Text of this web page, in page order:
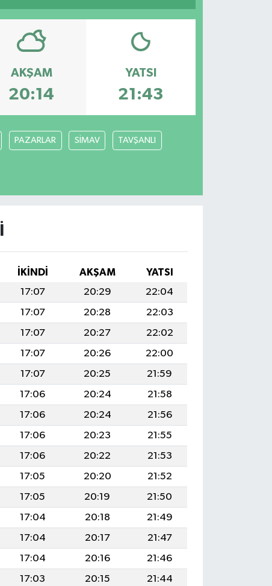
AKŞAM
20:14
YATSI
21:43
PAZARLAR SİMAV TAVŞANLI
İKINDI AKŞAM
YATSI
17:07 20:29
22:04
17:07 20:28
22:03
17:07 20:27
22:02
17:07 20:26
22:00
17:07 20:25
21:59
17:06 20:24
21:58
17:06 20:24
21:56
17:06 20:23
21:55
17:06 20:22
21:53
17:05 20:20
21:52
17:05 20:19
21:50
17:04 20:18
21:49
17:04 20:17
21:47
17:04 20:16
21:46
17:03 20:15
21:44